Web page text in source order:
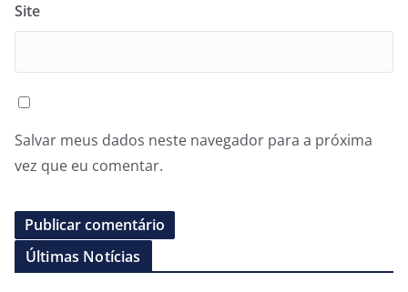
Site
Salvar meus dados neste navegador para a próxima
vez que eu comentar.
Últimas Notícias